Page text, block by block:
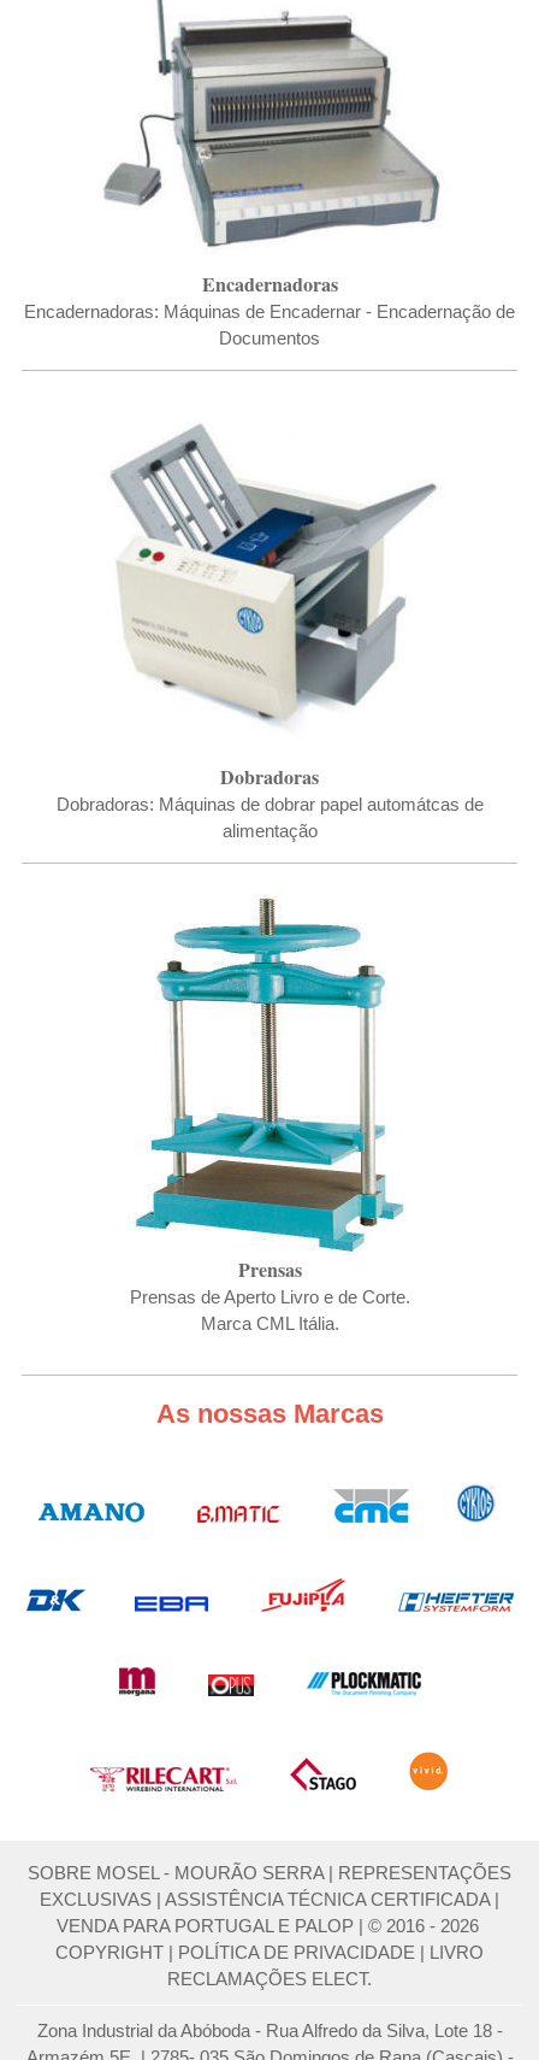
Encadernadoras
Encadernadoras: Máquinas de Encadernar - Encadernação de
Documentos
Dobradoras
Dobradoras: Máquinas de dobrar papel automátcas de
alimentação
Prensas
Prensas de Aperto Livro e de Corte.
Marca CML Itália.
As nossas Marcas
SOBRE MOSEL - MOURÃO SERRA|
REPRESENTAÇÕES
EXCLUSIVAS
ASSISTÊNCIA TÉCNICA CERTIFICADA|
VENDA PARA PORTUGAL E PALOP| © 2016 - 2026
COPYRIGHT
POLÍTICA DE PRIVACIDADE
LIVRO
RECLAMAÇÕES ELECT.
Zona Industrial da Abóboda - Rua Alfredo da Silva, Lote 18 -